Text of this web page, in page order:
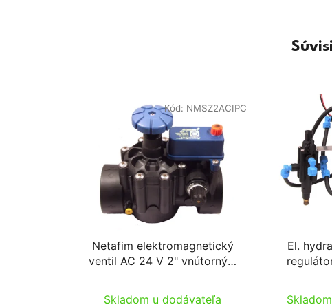
Netafim elektromagnetický
ventil AC 24 V 2" vnútorným
Skladom u dodávateľa
Kód: NMSZ2ACIPC
El.